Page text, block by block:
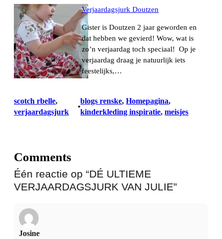
Verjaardagsjurk Doutzen
Gister is Doutzen 2 jaar geworden en
dat hebben we gevierd! Wow, wat is
zo’n verjaardag toch speciaal! Op je
verjaardag draag je natuurlijk iets
feestelijks,…
scotch rbelle
verjaardagsjurk
•
blogs renske, Homepagina
kinderkleding inspiratie, meisjes
Comments
Één reactie op “DÉ ULTIEME
VERJAARDAGSJURK VAN JULIE”
Josine